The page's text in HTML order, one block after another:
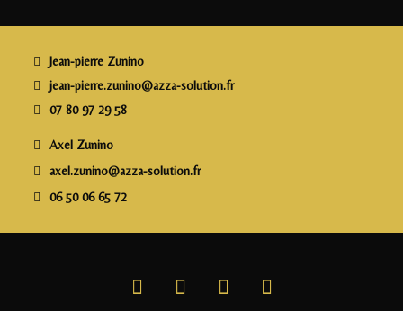
o
o
k
n e
Jean-pierre Zunino
jean-pierre.zunino@azza-solution.fr
07 80 97 29 58
Axel Zunino
axel.zunino@azza-solution.fr
06 50 06 65 72